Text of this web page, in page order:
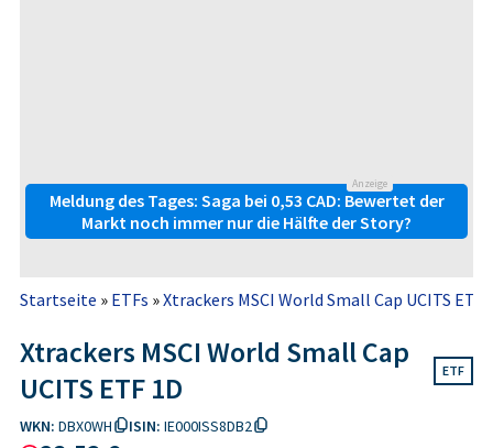
Anzeige
Meldung des Tages: Saga bei 0,53 CAD: Bewertet der
Markt noch immer nur die Hälfte der Story?
Startseite » ETFs »Xtrackers MSCI World Small Cap UCITS ETF
Xtrackers MSCI World Small Cap
UCITS ETF 1D
ETF
WKN: DBX0WH ISIN: IE000ISS8DB2